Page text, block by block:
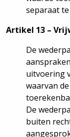
separaat
Artikel 13 –
De
uitvoering
waarvan
De
buiten